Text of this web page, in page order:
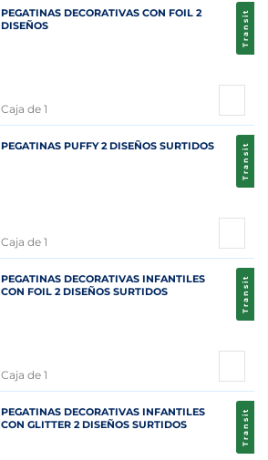
Transit
PEGATINAS DECORATIVAS CON FOIL 2
DISEÑOS
Caja de 1
Transit
PEGATINAS PUFFY 2 DISEÑOS SURTIDOS
Caja de 1
Transit
PEGATINAS DECORATIVAS INFANTILES
CON FOIL 2 DISEÑOS SURTIDOS
Caja de 1
Transit
PEGATINAS DECORATIVAS INFANTILES
CON GLITTER 2 DISEÑOS SURTIDOS